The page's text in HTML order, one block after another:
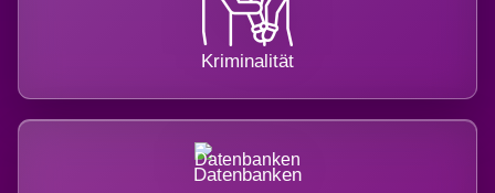
Kriminalität
Datenbanken